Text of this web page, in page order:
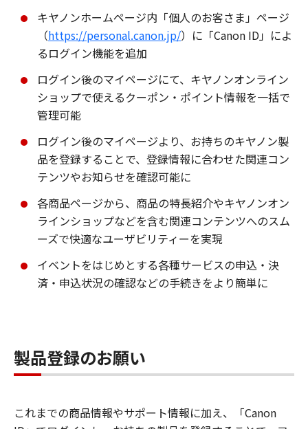
キヤノンホームページ内「個人のお客さま」ページ
（https://personal.canon.jp/）に「Canon ID」によ
るログイン機能を追加
ログイン後のマイページにて、キヤノンオンライン
ショップで使えるクーポン・ポイント情報を一括で
管理可能
ログイン後のマイページより、お持ちのキヤノン製
品を登録することで、登録情報に合わせた関連コン
テンツやお知らせを確認可能に
各商品ページから、商品の特長紹介やキヤノンオン
ラインショップなどを含む関連コンテンツへのスム
ーズで快適なユーザビリティーを実現
イベントをはじめとする各種サービスの申込・決
済・申込状況の確認などの手続きをより簡単に
製品登録のお願い
これまでの商品情報やサポート情報に加え、「Canon